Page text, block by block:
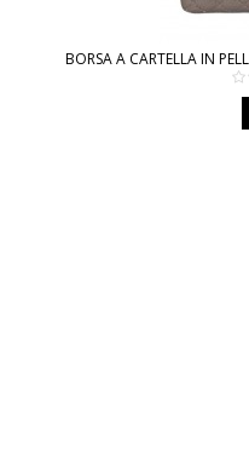
BORSA A CARTELLA IN